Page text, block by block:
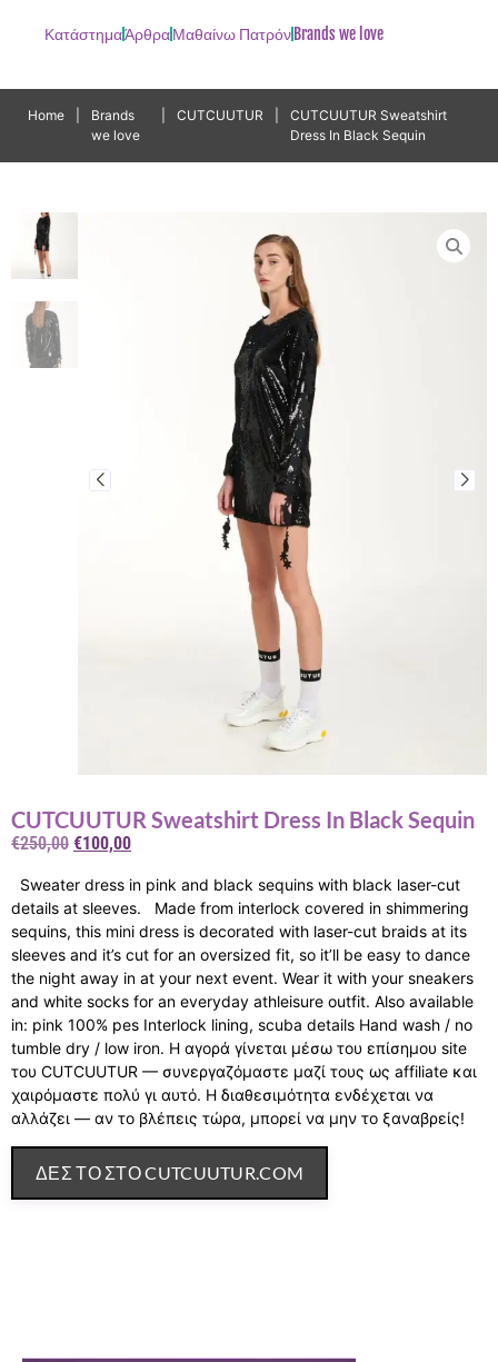
ΚατάστημαΆρθραΜαθαίνω Πατρόν Brands we love
Home
Brands
we love
CUTCUUTUR
CUTCUUTUR Sweatshirt
Dress In Black Sequin
CUTCUUTUR Sweatshirt Dress In Black Sequin
€250,00 €100,00
Sweater dress in pink and black sequins with black laser-cut
details at sleeves. Made from interlock covered in shimmering
sequins, this mini dress is decorated with laser-cut braids at its
sleeves and it’s cut for an oversized fit, so it’ll be easy to dance
the night away in at your next event. Wear it with your sneakers
and white socks for an everyday athleisure outfit. Also available
in: pink 100% pes Interlock lining, scuba details Hand wash / no
tumble dry / low iron. Η αγορά γίνεται μέσω του επίσημου site
του CUTCUUTUR — συνεργαζόμαστε μαζί τους ως affiliate και
χαιρόμαστε πολύ γι αυτό. Η διαθεσιμότητα ενδέχεται να
αλλάζει — αν το βλέπεις τώρα, μπορεί να μην το ξαναβρείς!
ΔΕΣ ΤΟ ΣΤΟ CUTCUUTUR.COM